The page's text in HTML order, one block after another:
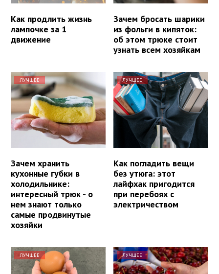
Как продлить жизнь
лампочке за 1
движение
Зачем бросать шарики
из фольги в кипяток:
об этом трюке стоит
узнать всем хозяйкам
ЛУЧШЕЕ
Зачем хранить
кухонные губки в
холодильнике:
интересный трюк - о
нем знают только
самые продвинутые
хозяйки
ЛУЧШЕЕ
Как погладить вещи
без утюга: этот
лайфхак пригодится
при перебоях с
электричеством
ЛУЧШЕЕ ЛУЧШЕЕ